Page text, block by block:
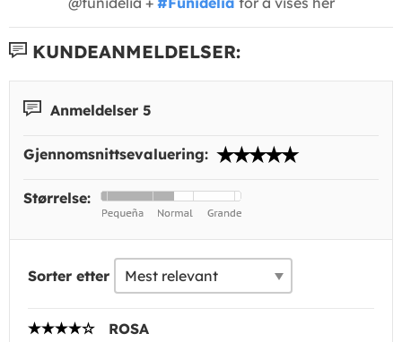
KUNDEANMELDELSER:
Anmeldelser 5
Gjennomsnittsevaluering:
Størrelse:
Sorter etter
ROSA